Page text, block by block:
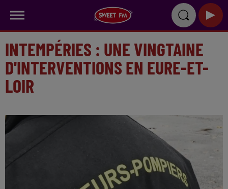
INTEMPÉRIES : UNE VINGTAINE
D'INTERVENTIONS EN EURE-ET-
LOIR